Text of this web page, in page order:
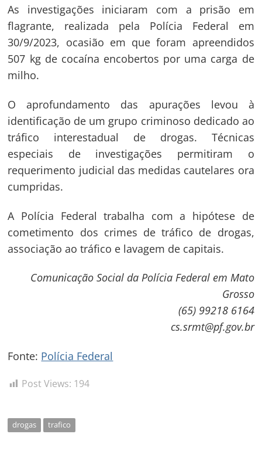
As investigações iniciaram com a prisão em
flagrante, realizada pela Polícia Federal em
30/9/2023, ocasião em que foram apreendidos
507 kg de cocaína encobertos por uma carga de
milho.
O aprofundamento das apurações levou à
identificação de um grupo criminoso dedicado ao
tráfico interestadual de drogas. Técnicas
especiais de investigações permitiram o
requerimento judicial das medidas cautelares ora
cumpridas.
A Polícia Federal trabalha com a hipótese de
cometimento dos crimes de tráfico de drogas,
associação ao tráfico e lavagem de capitais.
Comunicação Social da Polícia Federal em Mato
Grosso
(65) 99218 6164
cs.srmt@pf.gov.br
Fonte: Polícia Federal
Post Views: 194
drogas trafico
Navegação
de
Post